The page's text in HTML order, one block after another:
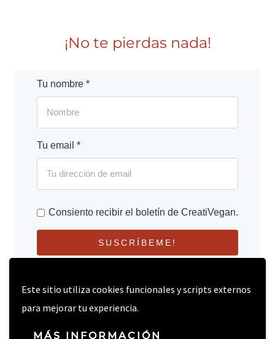
Este sitio utiliza cookies funcionales y scripts externos
para mejorar tu experiencia.
MÁS INFORMACIÓN
¡No te pierdas nada!
Tu nombre *
Tu email *
Consiento recibir el boletín de CreatiVegan.
SUSCRÍBEME!